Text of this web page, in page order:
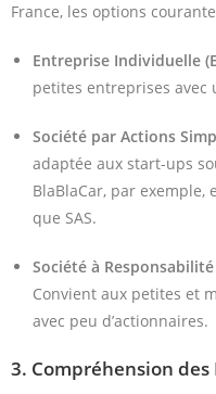
France, les options
Entreprise Individuelle
petites entreprises
Société par Actions
adaptée aux start-ups
BlaBlaCar, par
que SAS.
Société à Responsabilité
Convient aux petites et
avec peu d’actionnaires.
3. Compréhension des